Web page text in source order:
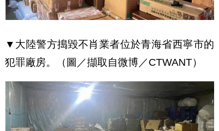
▼大陸警方搗毀不肖業者位於青海省西寧市的
犯罪廠房。（圖／擷取自微博／CTWANT）